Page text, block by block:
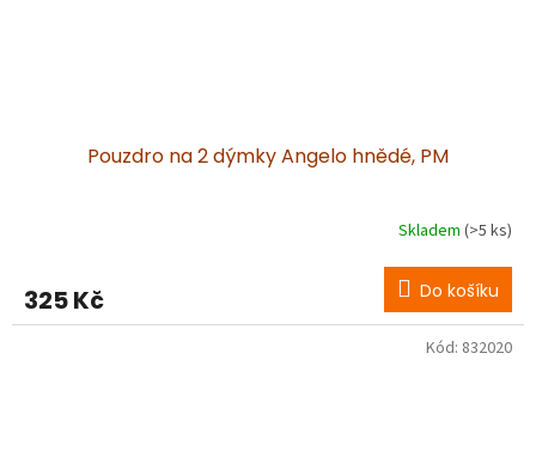
Pouzdro na 2 dýmky Angelo hnědé, PM
Skladem (>5 ks)
325 Kč Do košíku
Kód: 832020